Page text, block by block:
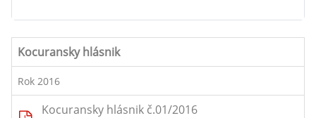
Kocuransky hlásnik
Rok 2016
Kocuransky hlásnik č.01/2016